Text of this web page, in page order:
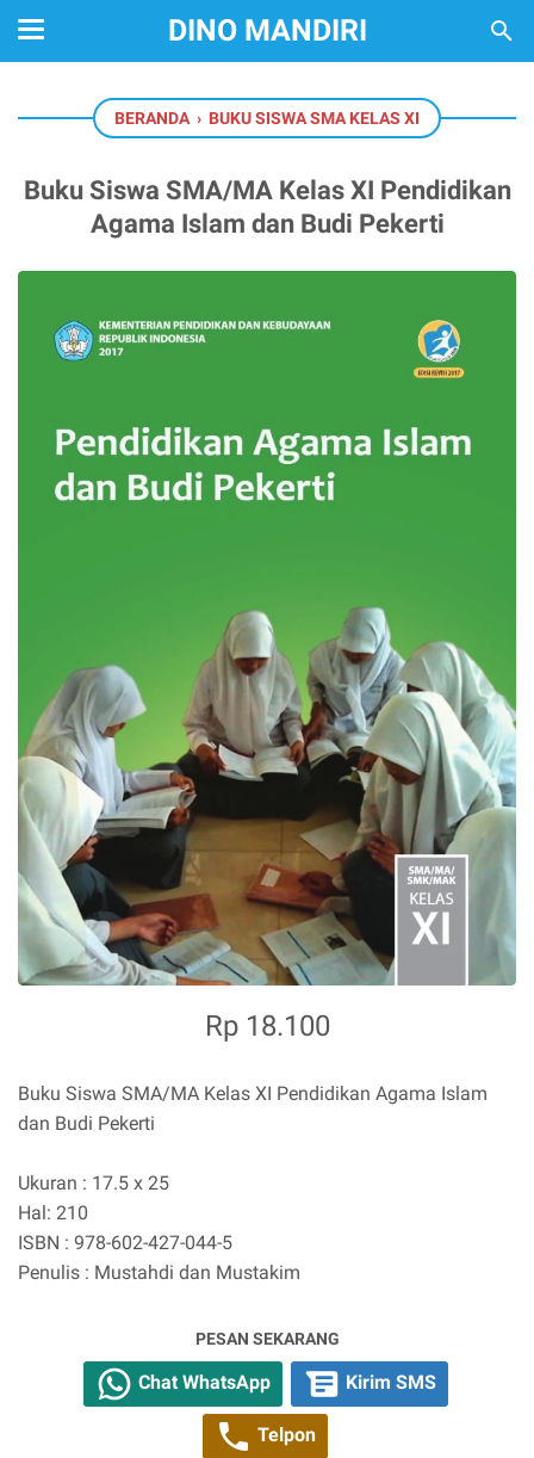
DINO MANDIRI
BERANDA › BUKU SISWA SMA KELAS XI
Buku Siswa SMA/MA Kelas XI Pendidikan
Agama Islam dan Budi Pekerti
Rp 18.100
Buku Siswa SMA/MA Kelas XI Pendidikan Agama Islam
dan Budi Pekerti
Ukuran : 17.5 x 25
Hal: 210
ISBN : 978-602-427-044-5
Penulis : Mustahdi dan Mustakim
PESAN SEKARANG
Chat WhatsApp Kirim SMS
Telpon